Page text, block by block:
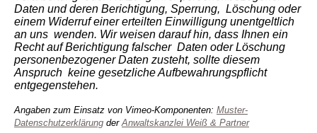
Daten und deren Berichtigung, Sperrung, Löschung oder
einem Widerruf einer erteilten Einwilligung unentgeltlich
an uns wenden. Wir weisen darauf hin, dass Ihnen ein
Recht auf Berichtigung falscher Daten oder Löschung
personenbezogener Daten zusteht, sollte diesem
Anspruch keine gesetzliche Aufbewahrungspflicht
entgegenstehen.
Angaben zum Einsatz von Vimeo-Komponenten: Muster-
Datenschutzerklärung der Anwaltskanzlei Weiß & Partner